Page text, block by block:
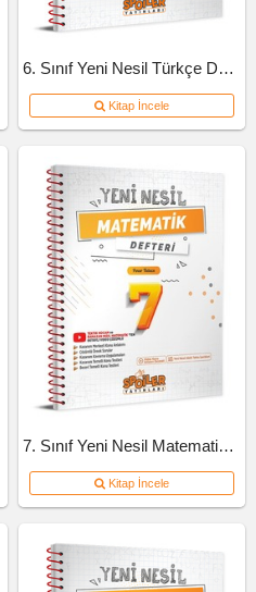
6. Sınıf Yeni Nesil Türkçe Defteri
Kitap İncele
7. Sınıf Yeni Nesil Matematik Defteri
Kitap İncele